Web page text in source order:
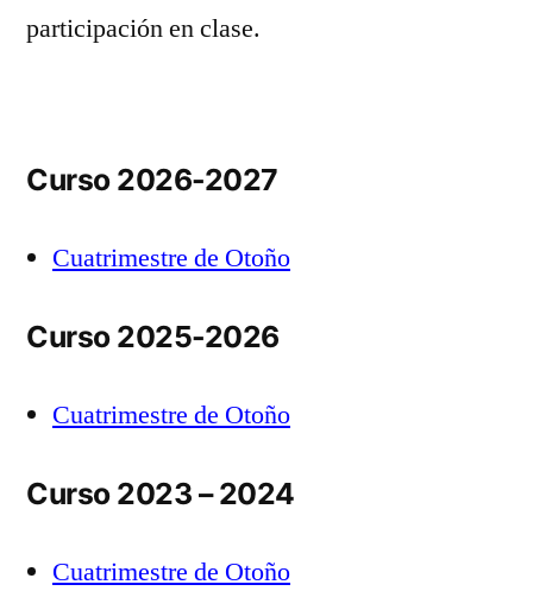
participación en clase.
Curso 2026-2027
Cuatrimestre de Otoño
Curso 2025-2026
Cuatrimestre de Otoño
Curso 2023 – 2024
Cuatrimestre de Otoño